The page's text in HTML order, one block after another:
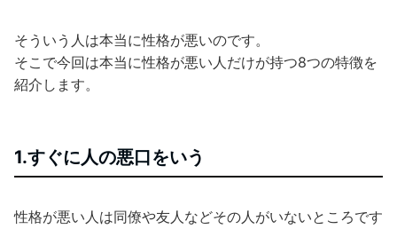
そういう人は本当に性格が悪いのです。
そこで今回は本当に性格が悪い人だけが持つ8つの特徴を
紹介します。
1.すぐに人の悪口をいう
性格が悪い人は同僚や友人などその人がいないところです